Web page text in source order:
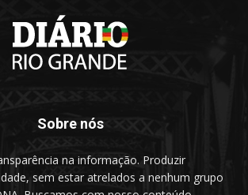
Sobre nós
na informação. Produzir
sem estar atrelados a nenhum grupo